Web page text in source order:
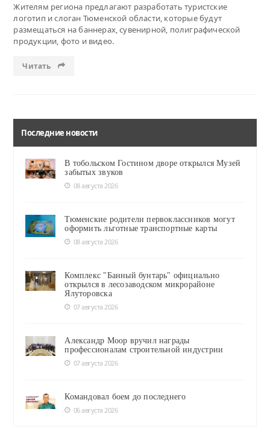
Жителям региона предлагают разработать туристские
логотип и слоган Тюменской области, которые будут
размещаться на баннерах, сувенирной, полиграфической
продукции, фото и видео.
Читать
Последние новости
В тобольском Гостином дворе открылся Музей
забытых звуков
08 августа 2026
Тюменские родители первоклассников могут
оформить льготные транспортные карты
08 августа 2026
Комплекс "Банный бунтарь" официально
открылся в лесозаводском микрорайоне
Ялуторовска
07 августа 2026
Александр Моор вручил награды
профессионалам строительной индустрии
07 августа 2026
Командовал боем до последнего
06 августа 2026